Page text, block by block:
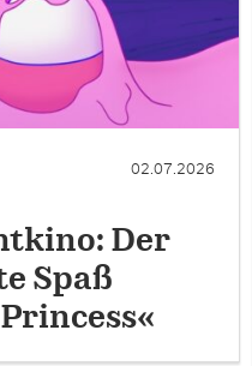
02.07.2026
Der
Spaß